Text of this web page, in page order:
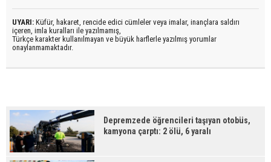
UYARI: Küfür, hakaret, rencide edici cümleler veya imalar, inançlara saldırı
içeren, imla kuralları ile yazılmamış,
Türkçe karakter kullanılmayan ve büyük harflerle yazılmış yorumlar
onaylanmamaktadır.
Depremzede öğrencileri taşıyan otobüs,
kamyona çarptı: 2 ölü, 6 yaralı